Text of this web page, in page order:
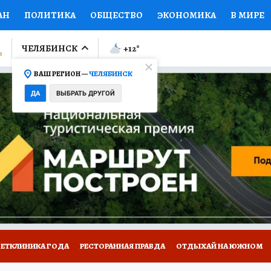
ПОЛИТИКА ОБЩЕСТВО ЭКОНОМИКА В МИРЕ
ПРОИСШЕСТВИЯ
ОТКРЫВАЕМ МИР Я ЗНАЮ СЕМЬЯ ЖЕНСКИЕ
ПРОМОКОДЫ СЕРИАЛЫ СПЕЦПРОЕКТЫ
КОЛЛЕКЦИИ КОНКУРСЫ РАБОТА У НАС
ЧЕЛЯБИНСК
ВАШ РЕГИОН —ЧЕЛЯБИНСК
ДА ВЫБРАТЬ ДРУГОЙ
+12°
ГОДА РЕСТОРАННАЯ ПРАВДА ОТДЫХАЙ НА ЮЖНОМ